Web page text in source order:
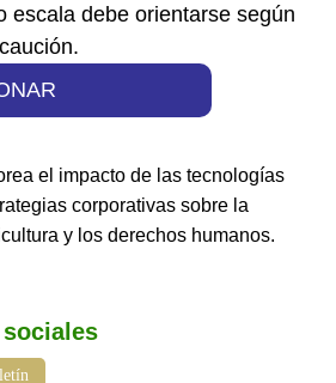
escala debe orientarse según
el impacto de las tecnologías
corporativas sobre la
y los derechos humanos.